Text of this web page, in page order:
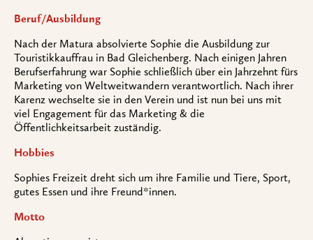
Beruf/Ausbildung
Nach der Matura absolvierte Sophie die Ausbildung zur
Touristikkauffrau in Bad Gleichenberg. Nach einigen Jahren
Berufserfahrung war Sophie schließlich über ein Jahrzehnt fürs
Marketing von Weltweitwandern verantwortlich. Nach ihrer
Karenz wechselte sie in den Verein und ist nun bei uns mit
viel Engagement für das Marketing & die
Öffentlichkeitsarbeit zuständig.
Hobbies
Sophies Freizeit dreht sich um ihre Familie und Tiere, Sport,
gutes Essen und ihre Freund*innen.
Motto